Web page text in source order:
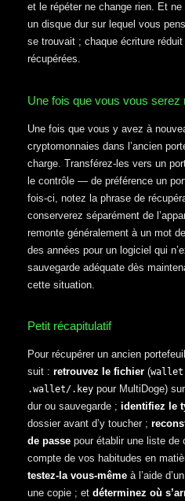
et le répéter ne change rien. Et
un disque dur sur lequel vous
se trouvait ; chaque écriture
récupérées.
Une fois que vous vous serez
Une fois que vous y avez à
cryptomonnaies dans l’ancien
charge. Transférez-les vers un
le contrôle — de préférence un
fois-ci, notez la phrase de
conserverez séparément de
remonte généralement à un mot
des années pour un logiciel qui
sauvegarde adéquate dès
cette situation.
Petit récapitulatif
Pour récupérer un ancien
suit : retrouvez le fichier (
.wallet/.key pour MultiDoge)
dur ou sauvegarde ; identifiez le
dossier avant d’y toucher ;
de passe pour établir une liste de
compte de vos habitudes en
testez-la vous-même à l’aide
une copie ; et déterminez où